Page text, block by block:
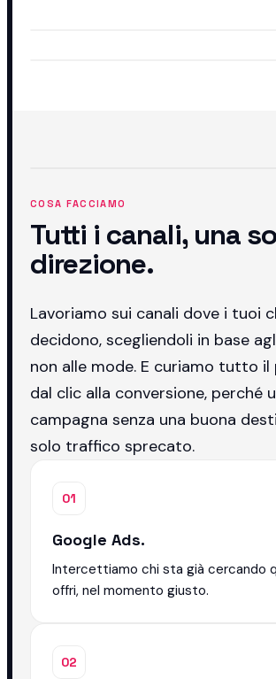
COSA FACCIAMO
Tutti i canali, una
direzione.
Lavoriamo sui canali dove i tuoi
decidono, scegliendoli in base
non alle mode. E curiamo tutto il
dal clic alla conversione, perché
campagna senza una buona
solo traffico sprecato.
01
Google Ads.
Intercettiamo chi sta già cercando
offri, nel momento giusto.
02